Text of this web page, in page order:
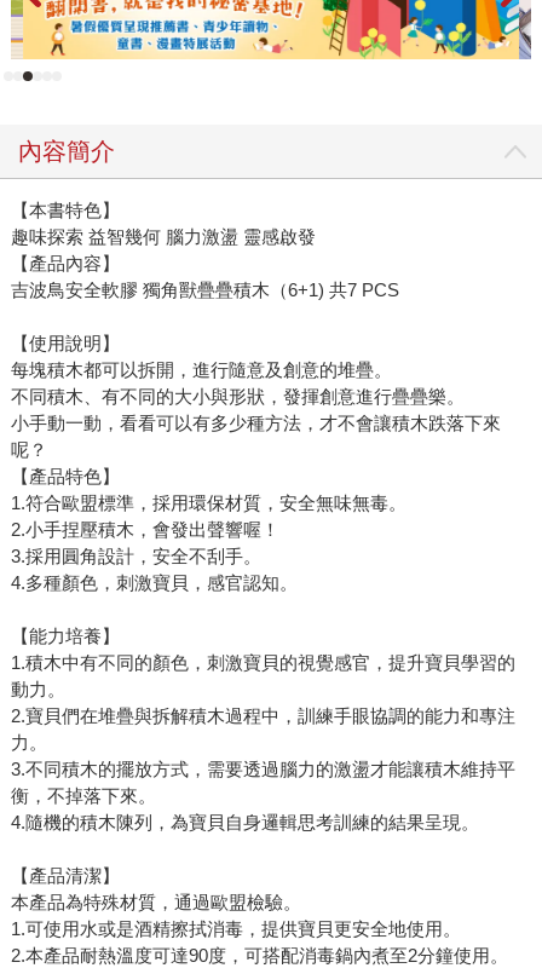
內容簡介
【本書特色】
趣味探索 益智幾何 腦力激盪 靈感啟發
【產品內容】
吉波鳥安全軟膠 獨角獸疊疊積木（6+1) 共7 PCS
【使用說明】
每塊積木都可以拆開，進行隨意及創意的堆疊。
不同積木、有不同的大小與形狀，發揮創意進行疊疊樂。
小手動一動，看看可以有多少種方法，才不會讓積木跌落下來
呢？
【產品特色】
1.符合歐盟標準，採用環保材質，安全無味無毒。
2.小手捏壓積木，會發出聲響喔！
3.採用圓角設計，安全不刮手。
4.多種顏色，刺激寶貝，感官認知。
【能力培養】
1.積木中有不同的顏色，刺激寶貝的視覺感官，提升寶貝學習的
動力。
2.寶貝們在堆疊與拆解積木過程中，訓練手眼協調的能力和專注
力。
3.不同積木的擺放方式，需要透過腦力的激盪才能讓積木維持平
衡，不掉落下來。
4.隨機的積木陳列，為寶貝自身邏輯思考訓練的結果呈現。
【產品清潔】
本產品為特殊材質，通過歐盟檢驗。
1.可使用水或是酒精擦拭消毒，提供寶貝更安全地使用。
2.本產品耐熱溫度可達90度，可搭配消毒鍋內煮至2分鐘使用。